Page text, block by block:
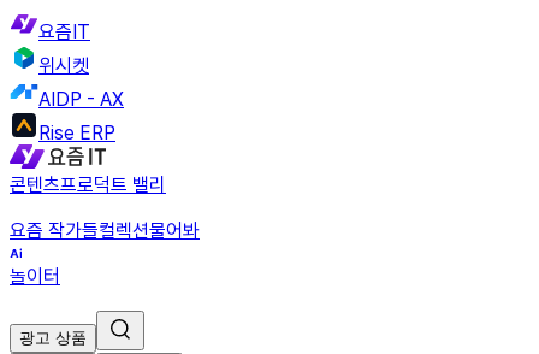
요즘IT
위시켓
AIDP - AX
Rise ERP
콘텐츠프로덕트 밸리
요즘 작가들컬렉션물어봐
놀이터
광고 상품